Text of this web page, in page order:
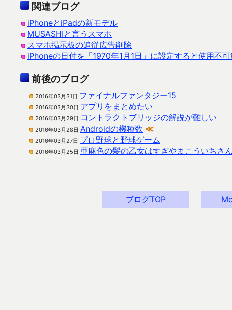
関連ブログ
iPhoneとiPadの新モデル
MUSASHIと言うスマホ
スマホ掲示板の追従広告削除
iPhoneの日付を「1970年1月1日」に設定すると使用不
前後のブログ
2016年03月31日 ファイナルファンタジー15
2016年03月30日 アプリをまとめたい
2016年03月29日 コントラクトブリッジの解説が難しい
2016年03月28日 Androidの機種数 ≪
2016年03月27日 プロ野球と野球ゲーム
2016年03月25日 亜麻色の髪の乙女はすぎやまこういちさ
ブログTOP